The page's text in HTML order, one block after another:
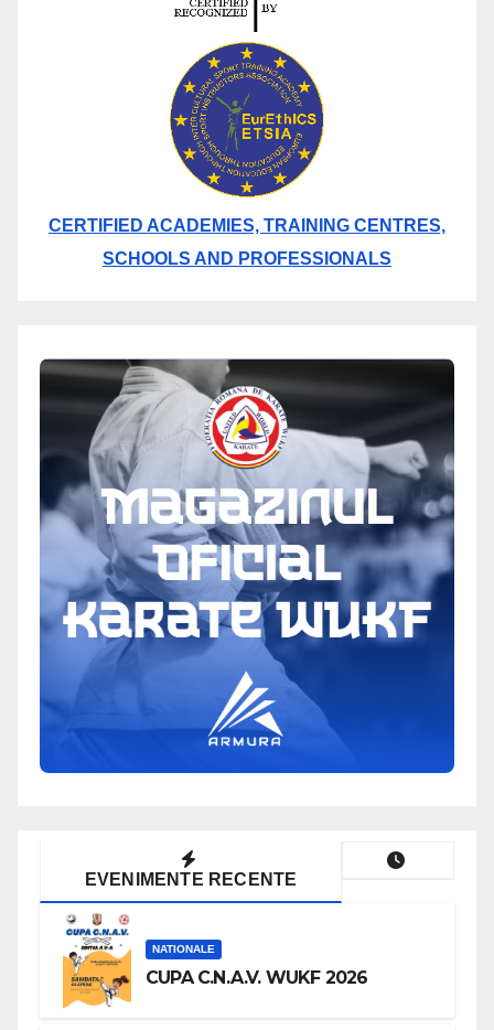
CERTIFIED ACADEMIES, TRAINING CENTRES,
SCHOOLS AND PROFESSIONALS
EVENIMENTE RECENTE
NATIONALE
CUPA C.N.A.V. WUKF 2026